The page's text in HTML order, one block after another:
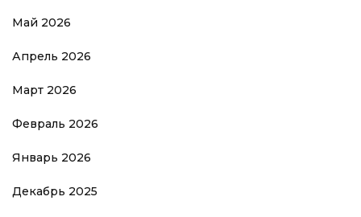
Май 2026
Апрель 2026
Март 2026
Февраль 2026
Январь 2026
Декабрь 2025